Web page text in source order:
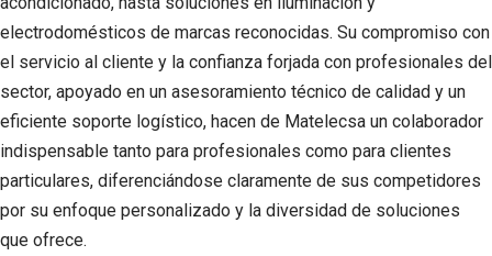
electrodomésticos de marcas reconocidas. Su compromiso con
el servicio al cliente y la confianza forjada con profesionales del
sector, apoyado en un asesoramiento técnico de calidad y un
eficiente soporte logístico, hacen de Matelecsa un colaborador
indispensable tanto para profesionales como para clientes
particulares, diferenciándose claramente de sus competidores
por su enfoque personalizado y la diversidad de soluciones
que ofrece.